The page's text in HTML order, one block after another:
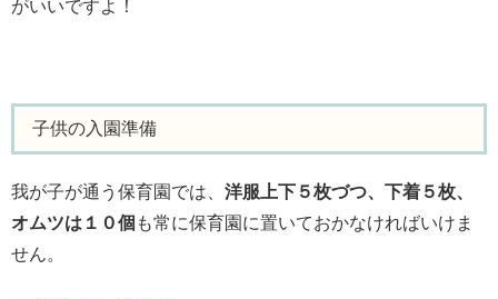
がいいですよ！
子供の入園準備
我が子が通う保育園では、 洋服上下５枚づつ、下着５枚、
オムツは１０個 も常に保育園に置いておかなければいけま
せん。